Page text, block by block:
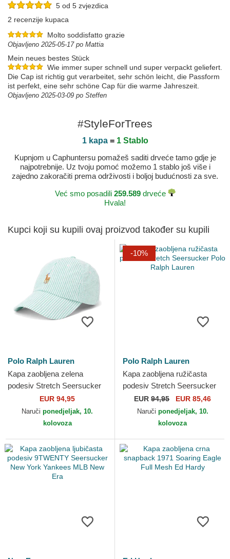
5 od 5 zvjezdica
2 recenzije kupaca
Molto soddisfatto grazie
Objavljeno 2025-05-17 po Mattia
Mein neues bestes Stück
Wie immer super schnell und super verpackt geliefert.
Die Cap ist richtig gut verarbeitet, sehr schön leicht, die Passform
ist perfekt, eine sehr schöne Cap für die warme Jahreszeit.
Objavljeno 2025-03-09 po Steffen
#StyleForTrees
1 kapa= 1 Stablo
Kupnjom u Caphuntersu pomažeš saditi drveće tamo gdje je
najpotrebnije. Uz tvoju pomoć možemo 1 stablo još više i
zajedno zakoračiti prema održivosti i boljoj budućnosti za sve.
Već smo posadili 259.589drveće
Hvala!
Kupci koji su kupili ovaj proizvod također su kupili
Polo Ralph Lauren
Kapa zaobljena zelena
podesiv Stretch Seersucker
Polo Ralph Lauren
EUR 94,95
Naruči ponedjeljak, 10.
kolovoza
-10%
Polo Ralph Lauren
Kapa zaobljena ružičasta
podesiv Stretch Seersucker
Polo Ralph Lauren
EUR 94,95 EUR 85,46
Naruči ponedjeljak, 10.
kolovoza